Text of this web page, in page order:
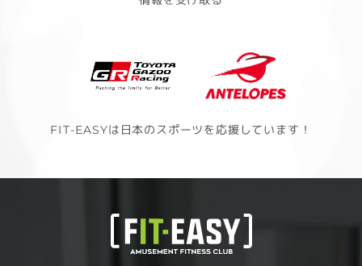
FIT-EASYは日本のスポーツを応援しています！